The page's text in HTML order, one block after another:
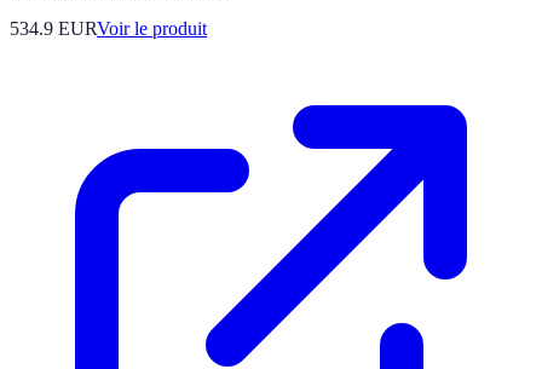
534.9 EURVoir le produit